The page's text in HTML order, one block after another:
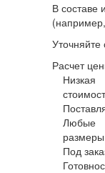
В составе
Расчет
Низкая
Любые
размеры
Под